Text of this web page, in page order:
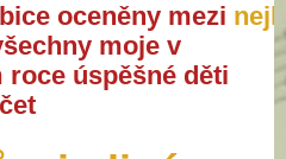
oceněny mezi
moje v
úspěšné děti